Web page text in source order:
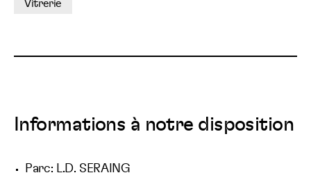
Vitrerie
Informations à notre disposition
Parc: L.D. SERAING